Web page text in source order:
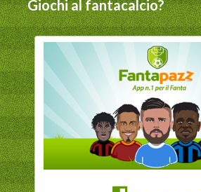
Giochi al fantacalcio?